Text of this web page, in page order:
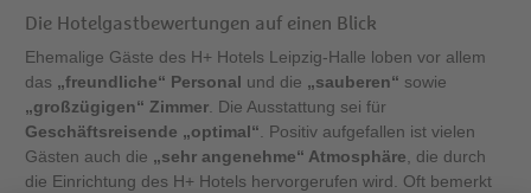
Die Hotelgastbewertungen auf einen Blick
Ehemalige Gäste des H+ Hotels Leipzig-Halle loben vor allem
das „freundliche“ Personal und die „sauberen“ sowie
„großzügigen“ Zimmer. Die Ausstattung sei für
Geschäftsreisende „optimal“. Positiv aufgefallen ist vielen
Gästen auch die „sehr angenehme“ Atmosphäre, die durch
die Einrichtung des H+ Hotels hervorgerufen wird. Oft bemerkt